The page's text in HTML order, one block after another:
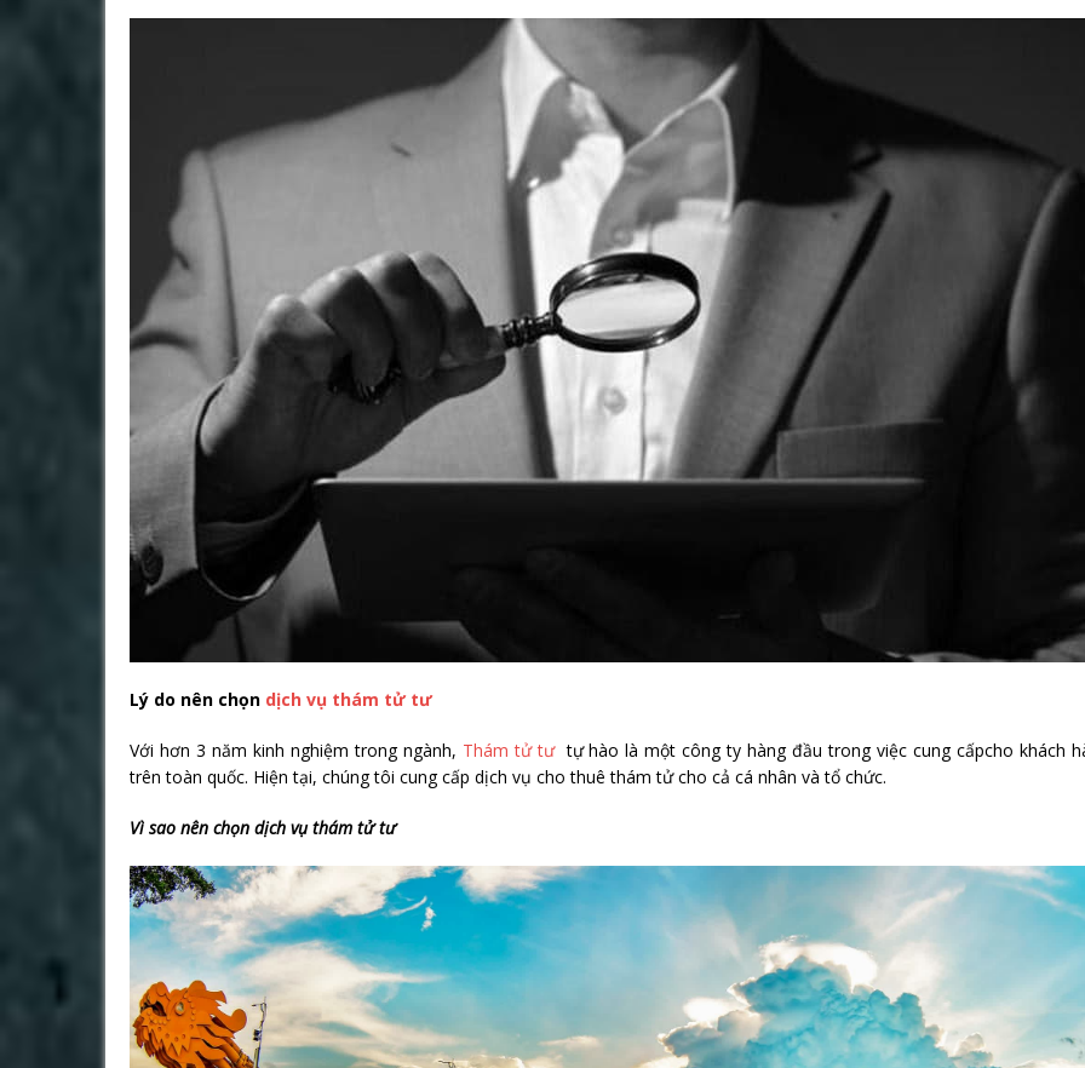
Lý do nên chọn dịch vụ thám tử tư
Với hơn 3 năm kinh nghiệm trong ngành, Thám tử tư tự hào là một công ty hàng đầu trong việc cung cấpcho khách
trên toàn quốc. Hiện tại, chúng tôi cung cấp dịch vụ cho thuê thám tử cho cả cá nhân và tổ chức.
Vì sao nên chọn dịch vụ thám tử tư